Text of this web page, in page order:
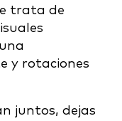
trata de
y rotaciones
juntos, dejas